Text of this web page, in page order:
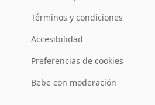
Términos y condiciones
Accesibilidad
Preferencias de cookies
Bebe con moderación